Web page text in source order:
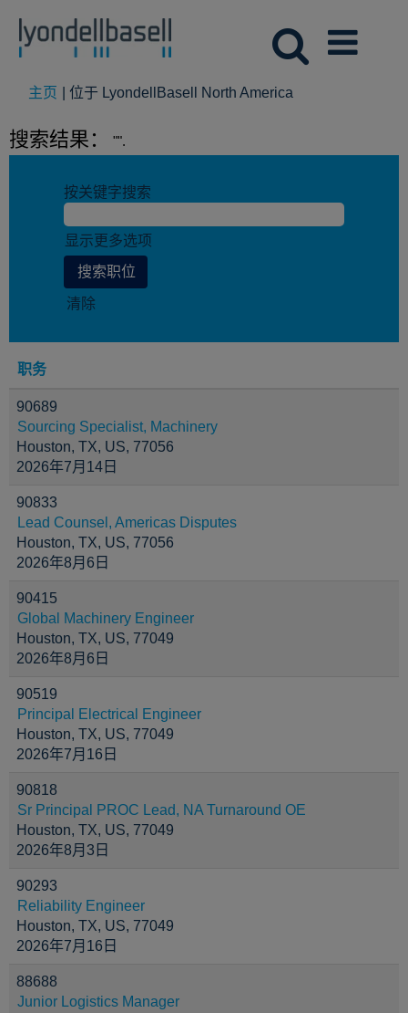
主页 位于 LyondellBasell North America
面）
搜索结果： "".
按关键字搜索
显示更多选项
清除
职务
90689
Sourcing Specialist, Machinery
Houston, TX, US, 77056
2026年7月14日
90833
Lead Counsel, Americas Disputes
Houston, TX, US, 77056
2026年8月6日
90415
Global Machinery Engineer
Houston, TX, US, 77049
2026年8月6日
90519
Principal Electrical Engineer
Houston, TX, US, 77049
2026年7月16日
90818
Sr Principal PROC Lead, NA Turnaround OE
Houston, TX, US, 77049
2026年8月3日
90293
Reliability Engineer
Houston, TX, US, 77049
2026年7月16日
88688
Junior Logistics Manager